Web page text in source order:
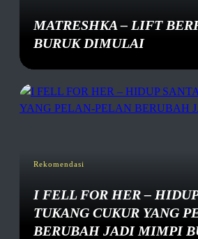
MATRESHKA – LIFT
BURUK DIMULAI
Rekomendasi
I FELL FOR HER –
TUKANG CUKUR YANG
BERUBAH JADI MIMPI